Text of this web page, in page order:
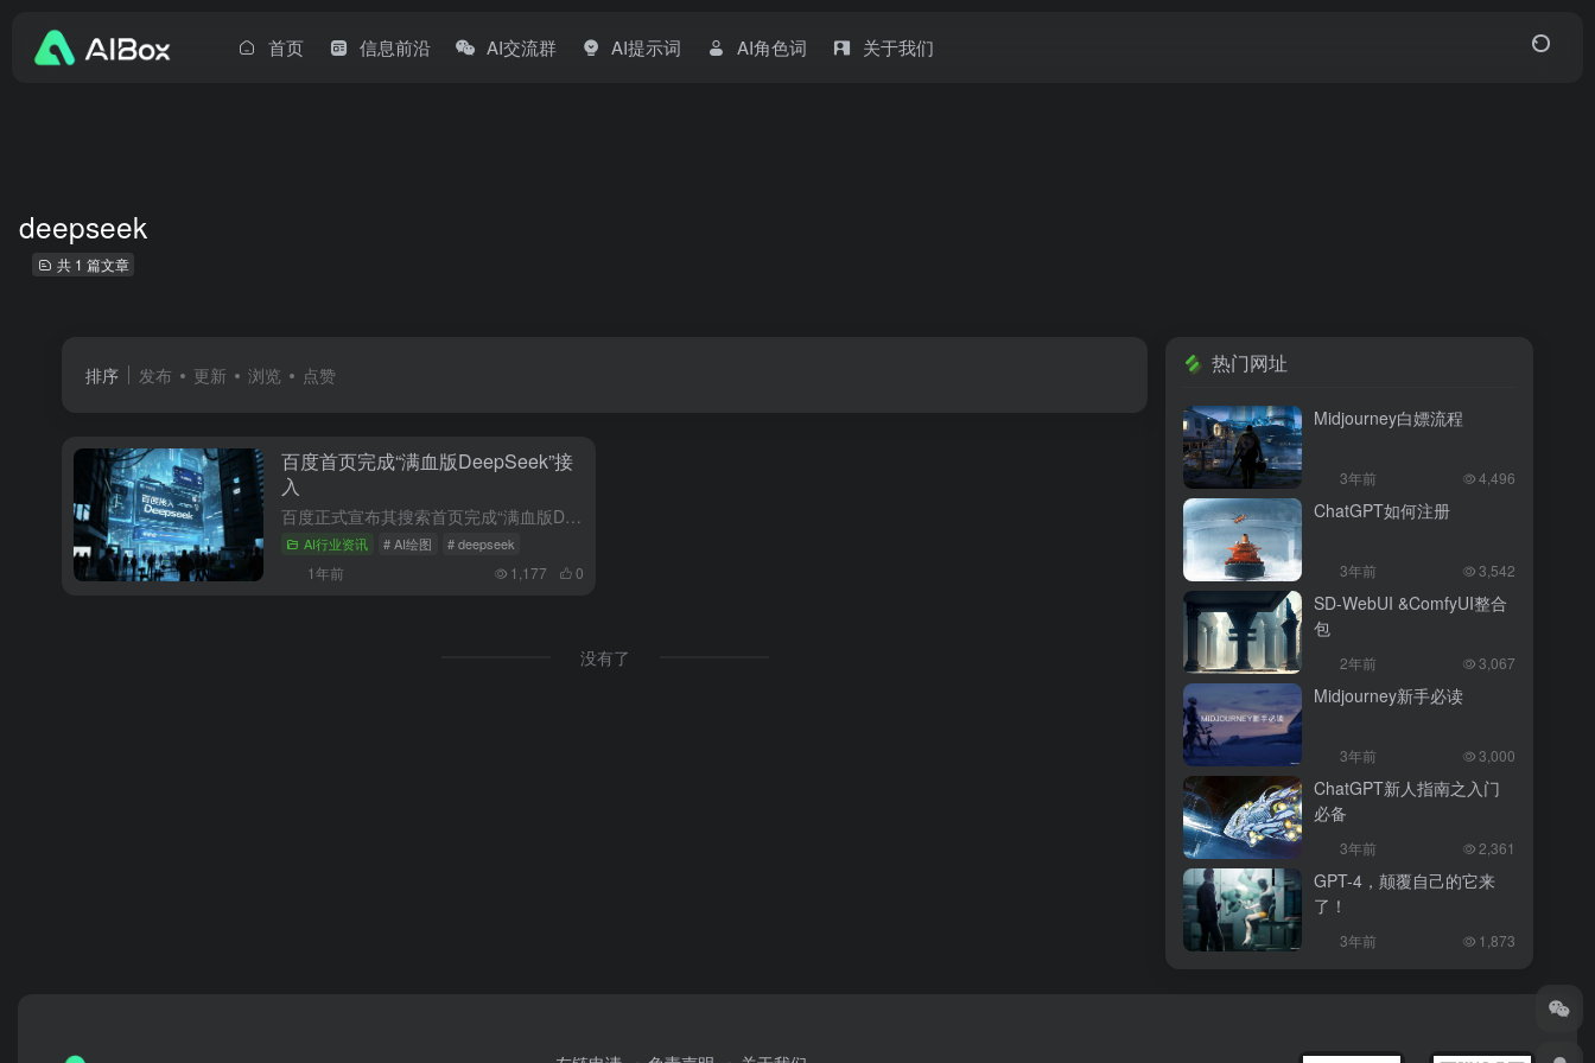
首页 信息前沿 AI交流群 AI提示词 AI角色词 关于我们
deepseek
共 1 篇文章
排序 发布 更新 浏览 点赞
‌百度首页完成“满血版DeepSeek”接
入
百度正式宣布其搜索首页完成“满血版DeepSeek”大模型的全面接入。这一动作被业内视为搜索引擎从“信息检索工具”向“智能交互平台”跃迁的标志性事件，也预示着国产AI大模型技术正式进入核心应用场景的深...
AI行业资讯 # AI绘图 # deepseek
1年前 1,177 0
没有了
热门网址
Midjourney白嫖流程
3年前 4,496
ChatGPT如何注册
3年前 3,542
SD-WebUI &ComfyUI整合
包
2年前 3,067
Midjourney新手必读
3年前 3,000
ChatGPT新人指南之入门
必备
3年前 2,361
GPT-4，颠覆自己的它来
了！
3年前 1,873